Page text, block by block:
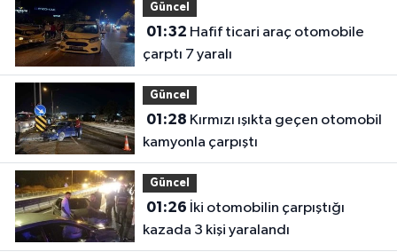
Güncel
01:32
çarptı 7 yaralı
Güncel
01:28
kamyonla çarpıştı
Güncel
01:26
kazada 3 kişi yaralandı